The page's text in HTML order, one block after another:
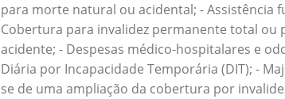
para morte natural ou acidental; - Assistência
Cobertura para invalidez permanente total ou
acidente; - Despesas médico-hospitalares e
Diária por Incapacidade Temporária (DIT); -
se de uma ampliação da cobertura por